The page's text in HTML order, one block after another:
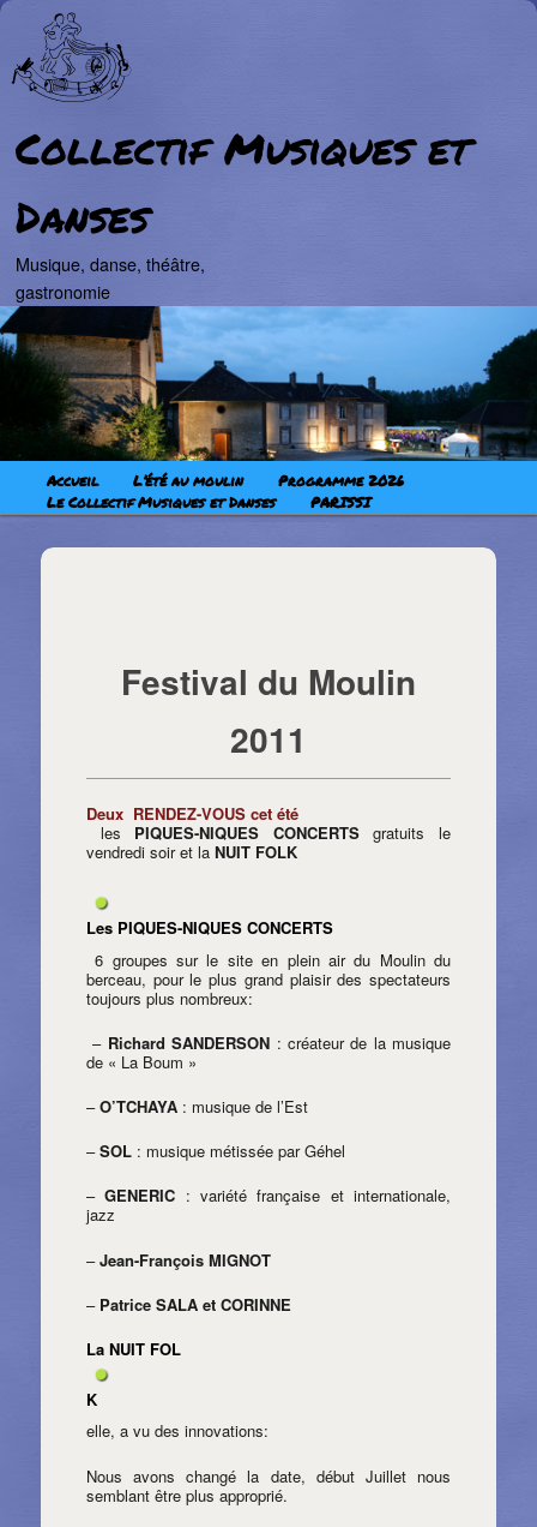
Collectif Musiques et
Danses
Musique, danse, théâtre,
gastronomie
Menu principalAller au contenu principal
Aller au contenu secondaire
Accueil L’été au moulin
Programme 2026
Le Collectif Musiques et Danses
PARISSI
Festival du Moulin
2011
Deux RENDEZ-VOUS cet été
les PIQUES-NIQUES CONCERTSgratuits le
vendredi soir et laNUIT FOLK
Les PIQUES-NIQUES CONCERTS
6 groupes sur le site en plein air du Moulin du
berceau, pour le plus grand plaisir des spectateurs
toujours plus nombreux:
–Richard SANDERSON : créateur de la musique
de « La Boum »
–O’TCHAYA : musique de l’Est
–SOL : musique métissée par Géhel
–GENERIC : variété française et internationale,
jazz
–Jean-François MIGNOT
–Patrice SALA et CORINNE
La NUIT FOL
K
elle, a vu des innovations:
Nous avons changé la date, début Juillet nous
semblant être plus approprié.